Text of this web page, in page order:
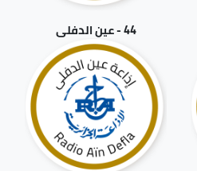
44 - عين الدفلى